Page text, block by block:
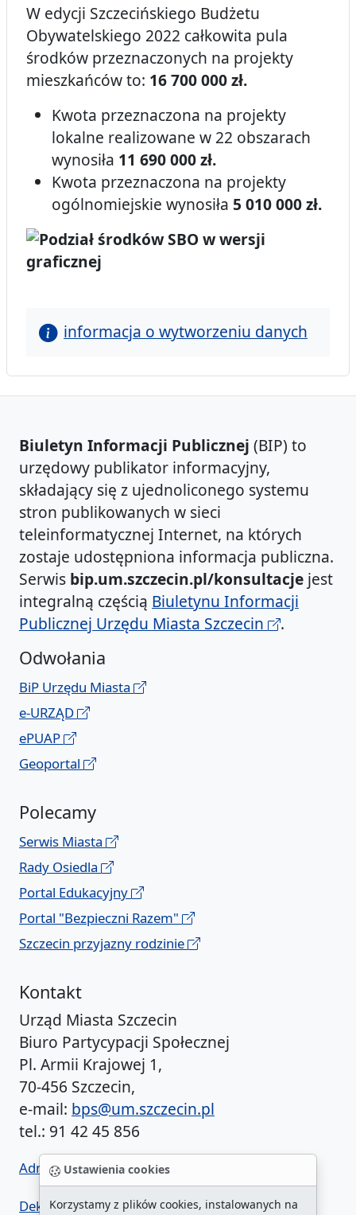
Ustawienia cookies
Korzystamy z plików cookies, instalowanych na
W edycji Szczecińskiego Budżetu
Obywatelskiego 2022 całkowita pula
środków przeznaczonych na projekty
mieszkańców to: 16 700 000 zł.
Kwota przeznaczona na projekty
lokalne realizowane w 22 obszarach
wynosiła 11 690 000 zł.
Kwota przeznaczona na projekty
ogólnomiejskie wynosiła 5 010 000 zł.
informacja o wytworzeniu danych
Biuletyn Informacji Publicznej (BIP) to
urzędowy publikator informacyjny,
składający się z ujednoliconego systemu
stron publikowanych w sieci
teleinformatycznej Internet, na których
zostaje udostępniona informacja publiczna.
Serwis bip.um.szczecin.pl/konsultacje jest
integralną częścią Biuletynu Informacji
Publicznej Urzędu Miasta Szczecin
.
Odwołania
BiP Urzędu Miasta
e-URZĄD
ePUAP
Geoportal
Polecamy
Serwis Miasta
Rady Osiedla
Portal Edukacyjny
Portal "Bezpieczni Razem"
Szczecin przyjazny rodzinie
Kontakt
Urząd Miasta Szczecin
Biuro Partycypacji Społecznej
Pl. Armii Krajowej 1,
70-456 Szczecin,
e-mail: bps@um.szczecin.pl
tel.: 91 42 45 856
Administrator BIP UM
Deklaracja dostępności